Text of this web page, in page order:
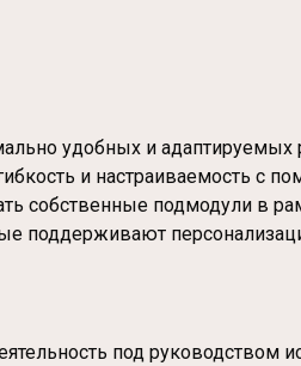
удобных и
и настраиваемость с
собственные подмодули в
поддерживают
под руководством